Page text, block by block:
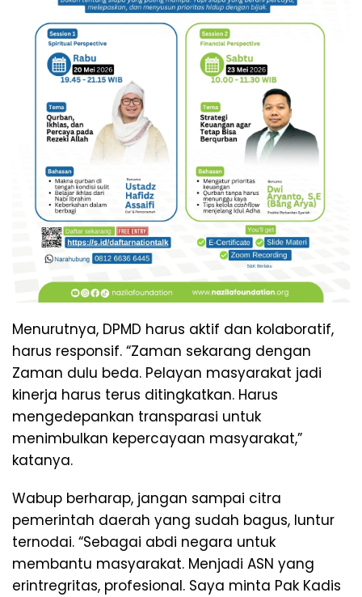
Menurutnya, DPMD harus aktif dan kolaboratif,
harus responsif. “Zaman sekarang dengan
Zaman dulu beda. Pelayan masyarakat jadi
kinerja harus terus ditingkatkan. Harus
mengedepankan transparasi untuk
menimbulkan kepercayaan masyarakat,”
katanya.
Wabup berharap, jangan sampai citra
pemerintah daerah yang sudah bagus, luntur
ternodai. “Sebagai abdi negara untuk
membantu masyarakat. Menjadi ASN yang
erintregritas, profesional. Saya minta Pak Kadis